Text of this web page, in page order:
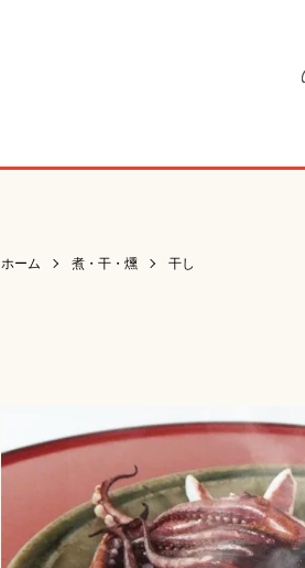
ホーム 煮・干・燻 干し